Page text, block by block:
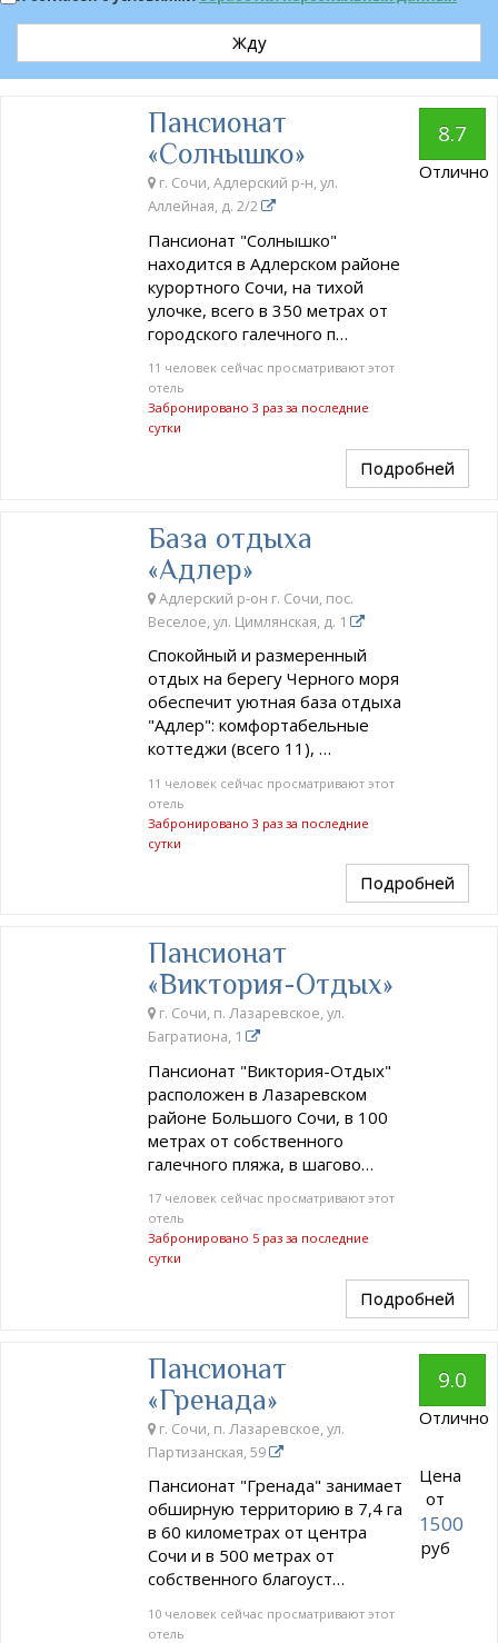
Жду
Пансионат
«Солнышко»
г. Сочи, Адлерский р-н, ул.
Аллейная, д. 2/2
Пансионат "Солнышко"
находится в Адлерском районе
курортного Сочи, на тихой
улочке, всего в 350 метрах от
городского галечного п…
11 человек сейчас просматривают этот
отель
Забронировано 3 раз за последние
сутки
8.7
Отлично
Подробней
База отдыха
«Адлер»
Адлерский р-он г. Сочи, пос.
Веселое, ул. Цимлянская, д. 1
Спокойный и размеренный
отдых на берегу Черного моря
обеспечит уютная база отдыха
"Адлер": комфортабельные
коттеджи (всего 11), …
11 человек сейчас просматривают этот
отель
Забронировано 3 раз за последние
сутки
Подробней
Пансионат
«Виктория-Отдых»
г. Сочи, п. Лазаревское, ул.
Багратиона, 1
Пансионат "Виктория-Отдых"
расположен в Лазаревском
районе Большого Сочи, в 100
метрах от собственного
галечного пляжа, в шагово…
17 человек сейчас просматривают этот
отель
Забронировано 5 раз за последние
сутки
Подробней
Пансионат
«Гренада»
г. Сочи, п. Лазаревское, ул.
Партизанская, 59
Пансионат "Гренада" занимает
обширную территорию в 7,4 га
в 60 километрах от центра
Сочи и в 500 метрах от
собственного благоуст…
10 человек сейчас просматривают этот
отель
9.0
Отлично
Цена
от
1500
руб